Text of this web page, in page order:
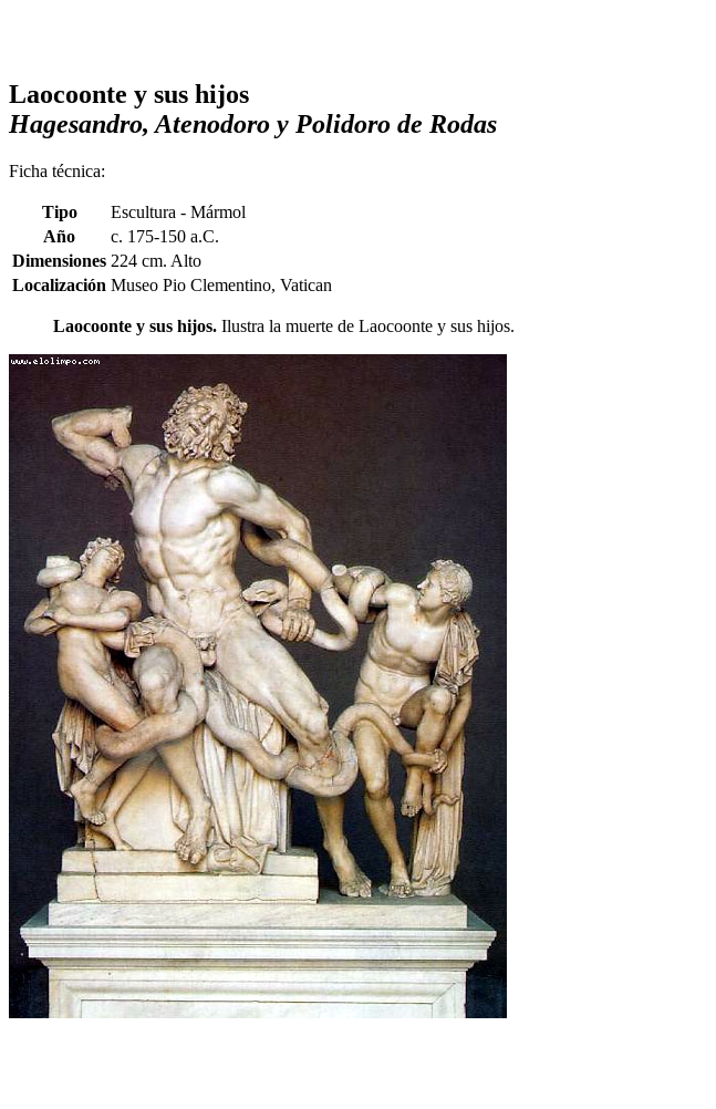
Laocoonte y sus hijos
Hagesandro, Atenodoro y Polidoro de Rodas
Ficha técnica:
Tipo
Escultura - Mármol
Año
c. 175-150 a.C.
Dimensiones 224 cm. Alto
Localización Museo Pio Clementino, Vatican
Laocoonte y sus hijos. Ilustra la muerte de Laocoonte y sus hijos.